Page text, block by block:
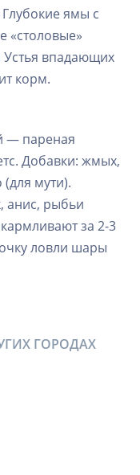
ямы с
впадающих
корм.
— пареная
Добавки: жмых,
мути).
анис, рыбьи
за 2-3
ловли шары
ГОРОДАХ